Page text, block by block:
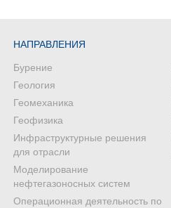
НАПРАВЛЕНИЯ
Бурение
Геология
Геомеханика
Геофизика
Инфраструктурные решения
для отрасли
Моделирование
нефтегазоносных систем
Операционная деятельность по